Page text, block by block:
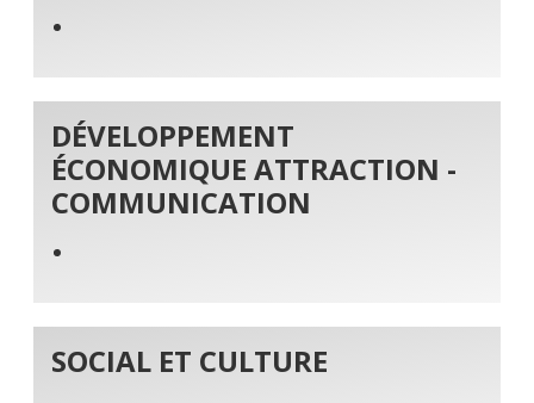
DÉVELOPPEMENT
ÉCONOMIQUE ATTRACTION -
COMMUNICATION
SOCIAL ET CULTURE